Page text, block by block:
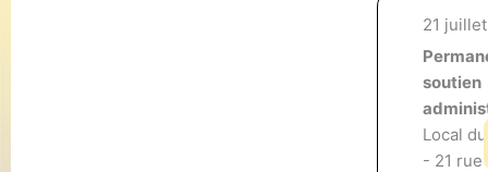
21
soutien
Local
- 21 rue